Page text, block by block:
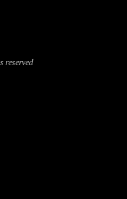
reserved